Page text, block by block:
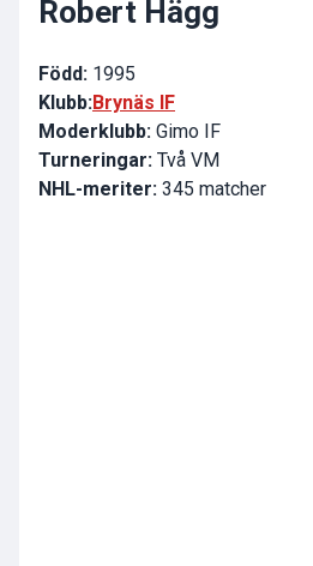
Robert Hägg
Född: 1995
Klubb:Brynäs IF
Moderklubb: Gimo IF
Turneringar: Två VM
NHL-meriter: 345 matcher